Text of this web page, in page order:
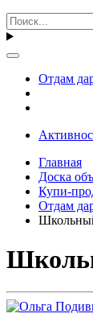
Отдам
Главная
Доска
Купи-
Отдам